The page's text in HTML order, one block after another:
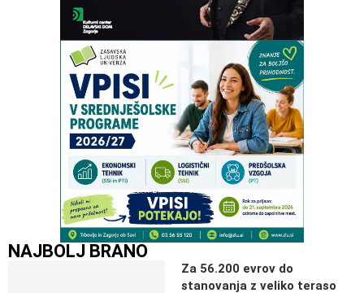
NAJBOLJ BRANO
Za 56.200 evrov do
stanovanja z veliko teraso